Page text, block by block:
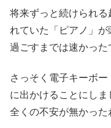
将来ずっと続けられ
れていた「ピアノ」
過ごすまでは速かった
さっそく電子キーボ
に出かけることにし
全くの不安が無かった